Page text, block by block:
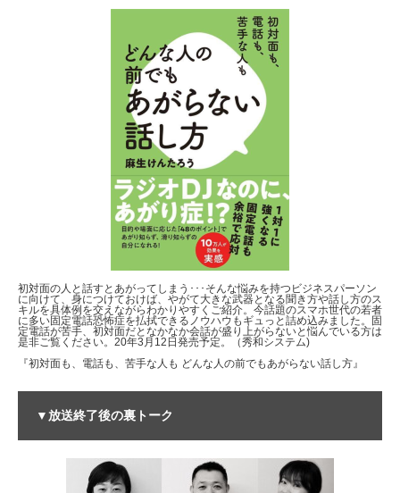
初対面の人と話すとあがってしまう･･･そんな悩みを持つビジネスパーソン
に向けて、身につけておけば、やがて大きな武器となる聞き方や話し方のス
キルを具体例を交えながらわかりやすくご紹介。今話題のスマホ世代の若者
に多い固定電話恐怖症を払拭できるノウハウもギュっと詰め込みました。固
定電話が苦手、初対面だとなかなか会話が盛り上がらないと悩んでいる方は
是非ご覧ください。20年3月12日発売予定。（秀和システム)
『初対面も、電話も、苦手な人も どんな人の前でもあがらない話し方』
▼放送終了後の裏トーク